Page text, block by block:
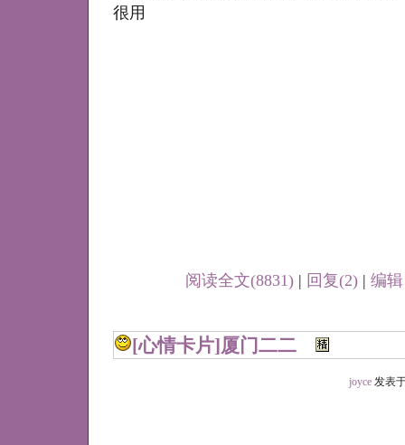
很用
阅读全文(8831) | 回复(2) | 编辑
[心情卡片]厦门二二
joyce 发表